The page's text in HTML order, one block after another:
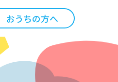
おうちの方へ